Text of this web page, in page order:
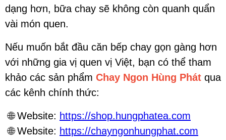
dạng hơn, bữa chay sẽ không còn quanh quẩn
vài món quen.
Nếu muốn bắt đầu căn bếp chay gọn gàng hơn
với những gia vị quen vị Việt, bạn có thể tham
khảo các sản phẩm Chay Ngon Hùng Phát qua
các kênh chính thức:
🌐 Website: https://shop.hungphatea.com
🌐 Website: https://chayngonhungphat.com